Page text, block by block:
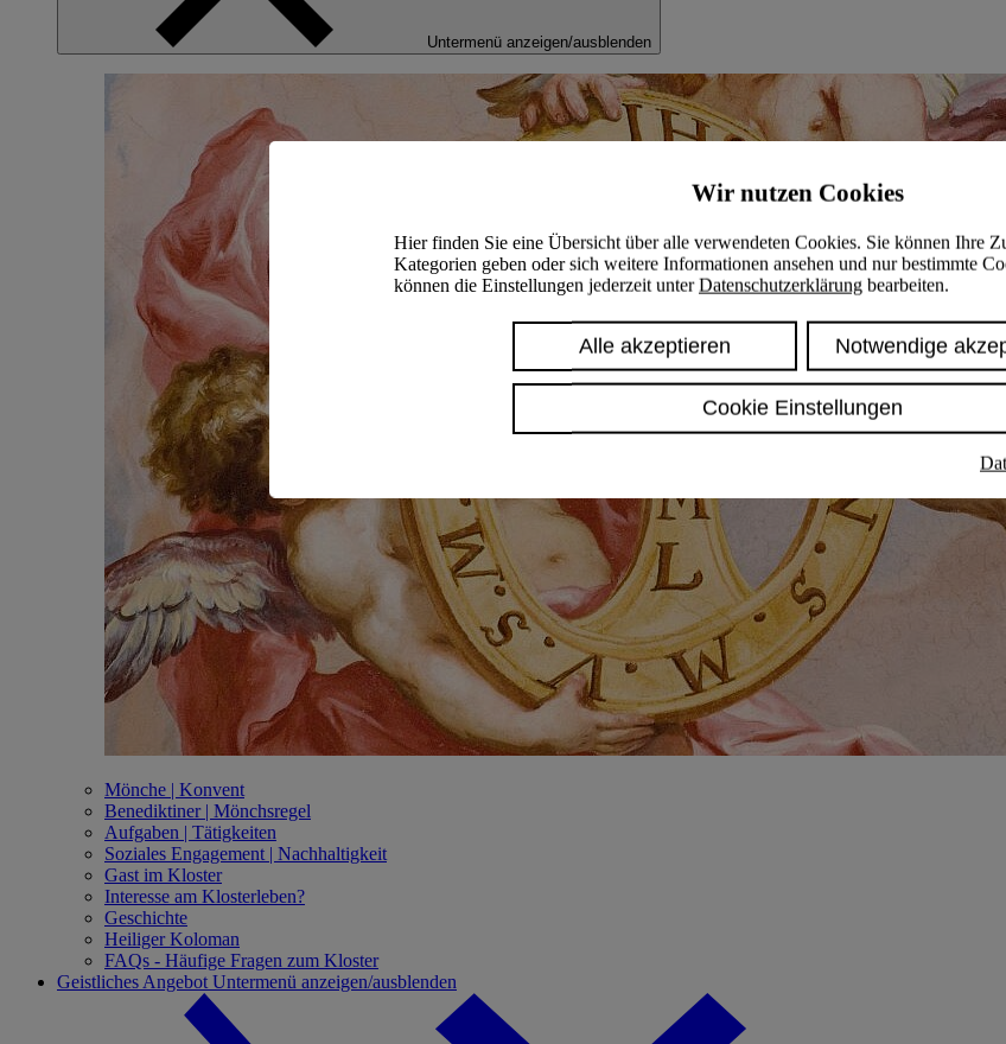
Wir nutzen Cookies
Hier finden Sie eine Übersicht über alle verwendeten Cookies. Sie können Ihre
Kategorien geben oder sich weitere Informationen ansehen und nur bestimmte
können die Einstellungen jederzeit unterDatenschutzerklärung bearbeiten.
Alle akzeptieren Notwendige
Cookie Einstellungen
Untermenü anzeigen/ausblenden
Mönche | Konvent
Benediktiner | Mönchsregel
Aufgaben | Tätigkeiten
Soziales Engagement | Nachhaltigkeit
Gast im Kloster
Interesse am Klosterleben?
Geschichte
Heiliger Koloman
FAQs - Häufige Fragen zum Kloster
Geistliches Angebot Untermenü anzeigen/ausblenden